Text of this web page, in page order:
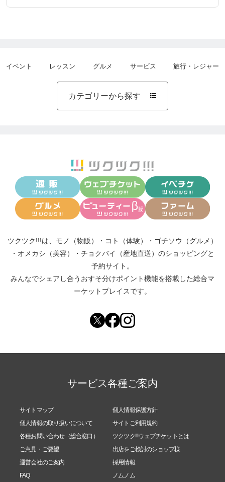
イベント レッスン グルメ サービス 旅行・レジャー
カテゴリーから探す 
ツクツク!!!は、 モノ（物販） ・ コト（体験） ・ ゴチソウ（グルメ）
・ オメカシ（美容） ・ チョクバイ（産地直送） のショッピングと
予約サイト。
みんなでシェアし合う おすそ分けポイント機能を搭載した総合マ
ーケットプレイスです。
サービス各種ご案内
サイトマップ
個人情報保護方針
個人情報の取り扱いについて
サイトご利用規約
各種お問い合わせ（総合窓口）
ツクツク!!!ウェブチケットとは
ご意見・ご要望
出店をご検討のショップ様
運営会社のご案内
採用情報
FAQ
ノムノム